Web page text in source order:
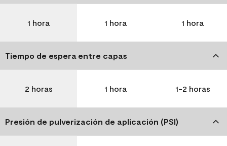
1 hora 1 hora 1 hora
Tiempo de espera entre capas
2 horas 1 hora 1-2 horas
Presión de pulverización de aplicación (PSI)